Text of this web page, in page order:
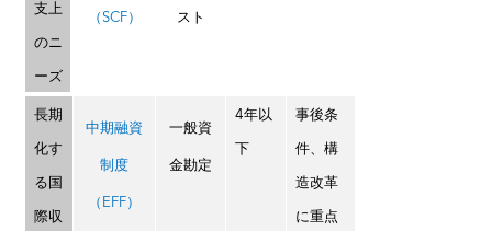
支上
のニ
ーズ
（SCF）
スト
長期
化す
る国
際収
中期融資
制度
（EFF）
一般資
金勘定
4年以
下
事後条
件、構
造改革
に重点